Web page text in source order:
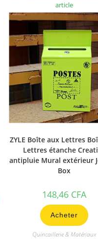
article
ZYLE Boîte aux Lettres
Lettres étanche
antipluie Mural extérieur
Box
148,46 CFA
Acheter
Quincaillerie & Matériaux